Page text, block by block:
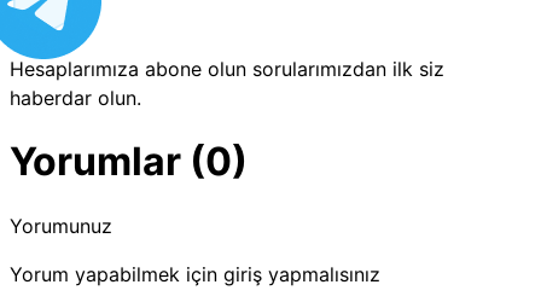
Hesaplarımıza abone olun sorularımızdan ilk siz
haberdar olun.
Yorumlar (0)
Yorumunuz
Yorum yapabilmek için giriş yapmalısınız